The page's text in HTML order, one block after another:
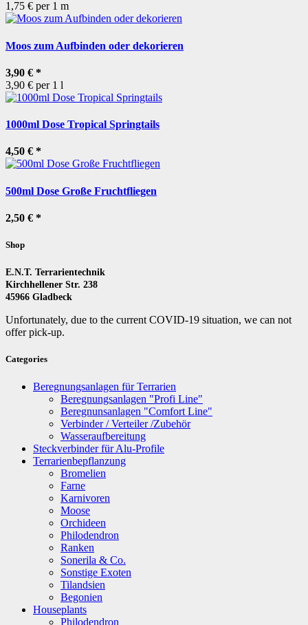
1,75 € per 1 m
Moos zum Aufbinden oder dekorieren
3,90 € *
3,90 € per 1 l
1000ml Dose Tropical Springtails
4,50 € *
500ml Dose Große Fruchtfliegen
2,50 € *
Shop
E.N.T. Terrarientechnik
Kirchhellener Str. 238
45966 Gladbeck
Unfortunately, due to the current COVID-19 situation, we can not
offer pick-up.
Categories
Beregnungsanlagen für Terrarien
Beregnungsanlagen "Profi Line"
Beregnunsanlagen "Comfort Line"
Verbinder / Verteiler /Zubehör
Wasseraufbereitung
Steckverbinder für Alu-Profile
Terrarienbepflanzung
Bromelien
Farne
Karnivoren
Moose
Orchideen
Philodendron
Ranken
Sonerila & Co.
Sonstige Exoten
Tilandsien
Begonien
Houseplants
Philodendron